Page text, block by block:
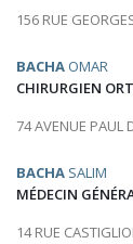
156 RUE
BACHA OMAR
CHIRURGIEN
74 AVENUE PAUL
BACHA SALIM
MÉDECIN
14 RUE